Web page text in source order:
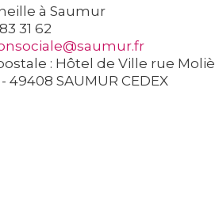
à Saumur
31 62
: Hôtel de Ville rue
49408 SAUMUR CEDEX